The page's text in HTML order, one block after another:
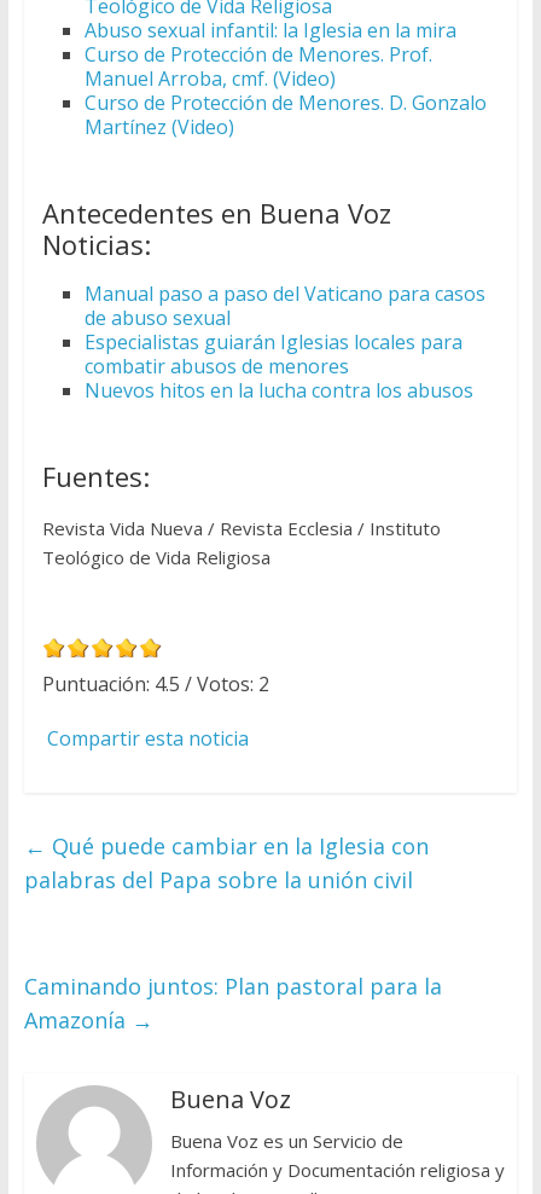
Teológico de Vida Religiosa
Abuso sexual infantil: la Iglesia en la mira
Curso de Protección de Menores. Prof.
Manuel Arroba, cmf. (Video)
Curso de Protección de Menores. D. Gonzalo
Martínez (Video)
Antecedentes en Buena Voz
Noticias:
Manual paso a paso del Vaticano para casos
de abuso sexual
Especialistas guiarán Iglesias locales para
combatir abusos de menores
Nuevos hitos en la lucha contra los abusos
Fuentes:
Revista Vida Nueva / Revista Ecclesia / Instituto
Teológico de Vida Religiosa
Puntuación: 4.5 / Votos: 2
Compartir esta noticia
← Qué puede cambiar en la Iglesia con
palabras del Papa sobre la unión civil
Caminando juntos: Plan pastoral para la
Amazonía →
Buena Voz
Buena Voz es un Servicio de
Información y Documentación religiosa y